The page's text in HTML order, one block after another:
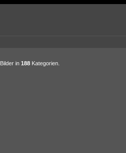
Bilder in 188 Kategorien.